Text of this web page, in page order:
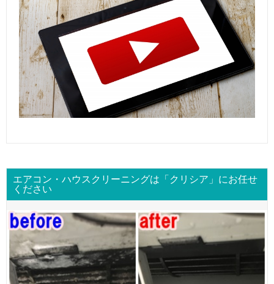
エアコン・ハウスクリーニングは「クリシア」にお任せ
ください